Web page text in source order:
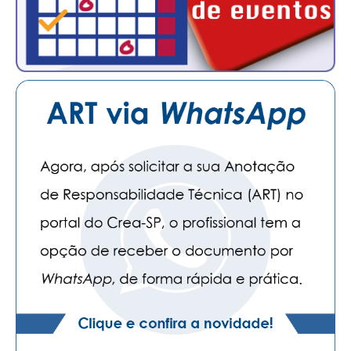
CAMPANHAS SALARIAIS
COMUNICAÇÃO
CONTEÚDO ESPECIAL
JORNAL DO ENGENHEIRO
AGENDA
SEESP NOTÍCIAS
NOTÍCIAS NO WHATSAPP